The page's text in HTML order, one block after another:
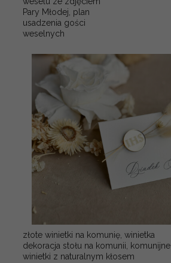
Pary Młodej, plan
usadzenia gości
weselnych
złote winietki na komunię, winietka
dekoracja stołu na komunii, komunijne
winietki z naturalnym kłosem